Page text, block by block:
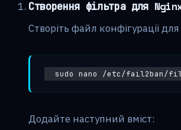
Створення фільтра для
Створіть файл конфігурації
sudo nano /etc/fail2ban/
Додайте наступний вміст: